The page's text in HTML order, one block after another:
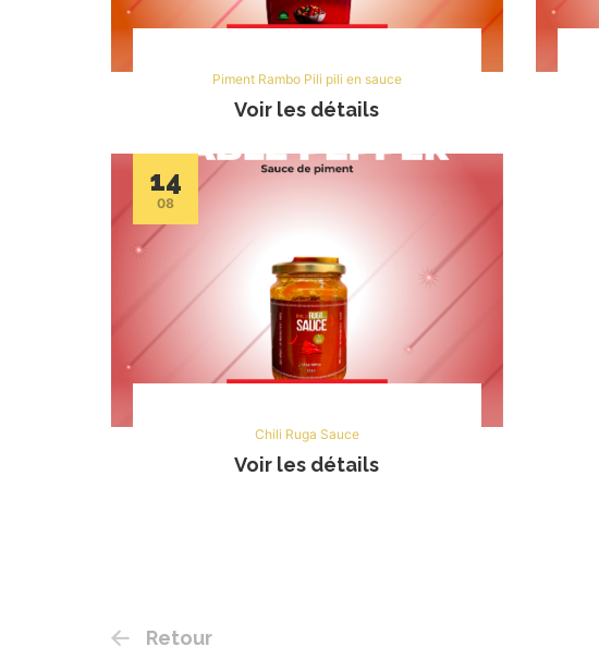
Piment Rambo Pili pili en sauce
Voir les détails
Chili Ruga Sauce
Voir les détails
14
08
Retour